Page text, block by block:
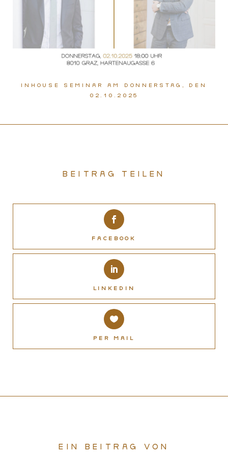
Inhouse Seminar am Donnerstag, den
02.10.2025
Beitrag teilen
Facebook
LinkedIn
Per Mail
Ein Beitrag von